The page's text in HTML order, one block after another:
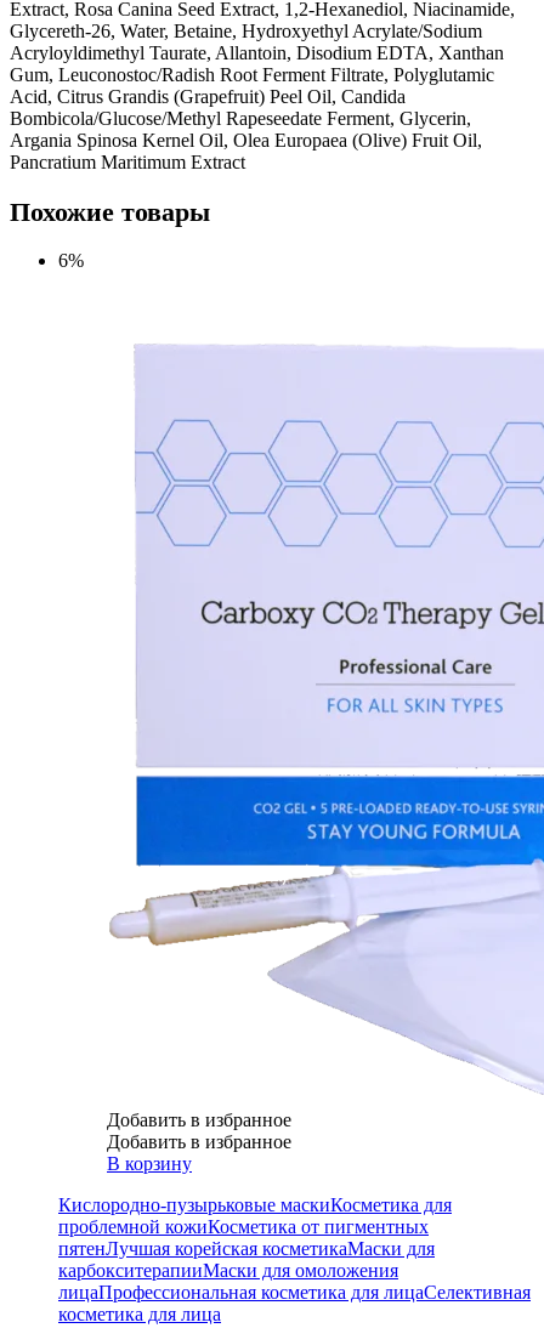
Extract, Rosa Canina Seed Extract, 1,2-Hexanediol, Niacinamide,
Glycereth-26, Water, Betaine, Hydroxyethyl Acrylate/Sodium
Acryloyldimethyl Taurate, Allantoin, Disodium EDTA, Xanthan
Gum, Leuconostoc/Radish Root Ferment Filtrate, Polyglutamic
Acid, Citrus Grandis (Grapefruit) Peel Oil, Candida
Bombicola/Glucose/Methyl Rapeseedate Ferment, Glycerin,
Argania Spinosa Kernel Oil, Olea Europaea (Olive) Fruit Oil,
Pancratium Maritimum Extract
Похожие товары
6%
Добавить в избранное
Добавить в избранное
В корзину
Кислородно-пузырьковые маскиКосметика для
проблемной кожиКосметика от пигментных
пятенЛучшая корейская косметикаМаски для
карбокситерапииМаски для омоложения
лицаПрофессиональная косметика для лицаСелективная
косметика для лица